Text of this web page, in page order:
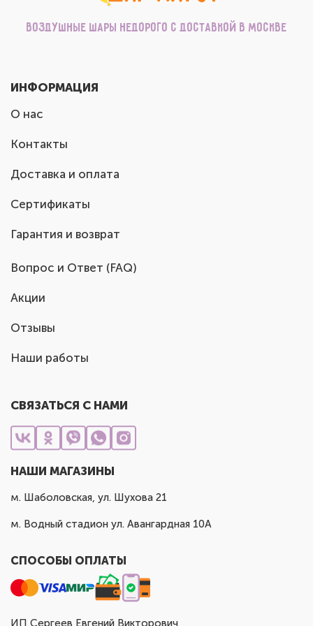
Воздушные шары недорого с доставкой в Москве
ИНФОРМАЦИЯ
О нас
Контакты
Доставка и оплата
Сертификаты
Гарантия и возврат
Вопрос и Ответ (FAQ)
Акции
Отзывы
Наши работы
СВЯЗАТЬСЯ С НАМИ
НАШИ МАГАЗИНЫ
м. Шаболовская, ул. Шухова 21
м. Водный стадион ул. Авангардная 10А
СПОСОБЫ ОПЛАТЫ
ИП Сергеев Евгений Викторович